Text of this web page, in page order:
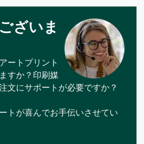
ざいま
ートプリント
すか？印刷媒
文にサポートが必要ですか？
トが喜んでお手伝いさせてい